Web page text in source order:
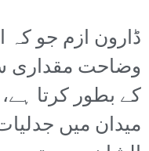
ڈارون ازم جو کہ
وضاحت مقداری
کے بطور کرتا
میدان میں